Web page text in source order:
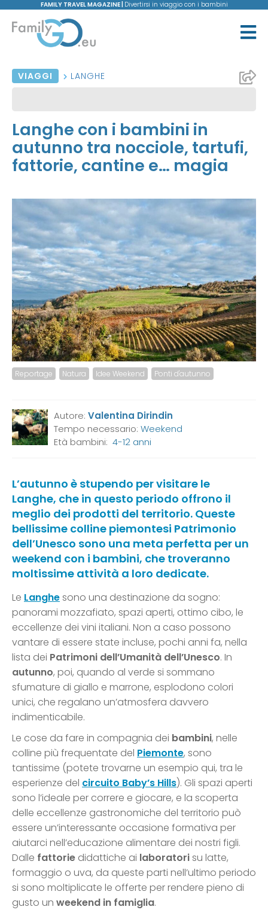
FAMILY TRAVEL MAGAZINE | Divertirsi in viaggio con i bambini
VIAGGI LANGHE
Langhe con i bambini in
autunno tra nocciole, tartufi,
fattorie, cantine e… magia
Reportage Natura Idee Weekend Ponti d'autunno
Autore: Valentina Dirindin
Tempo necessario: Weekend
Età bambini: 4-12 anni
L’autunno è stupendo per visitare le
Langhe, che in questo periodo offrono il
meglio dei prodotti del territorio. Queste
bellissime colline piemontesi Patrimonio
dell’Unesco sono una meta perfetta per un
weekend con i bambini, che troveranno
moltissime attività a loro dedicate.
Le Langhesono una destinazione da sogno:
panorami mozzafiato, spazi aperti, ottimo cibo, le
eccellenze dei vini italiani. Non a caso possono
vantare di essere state incluse, pochi anni fa, nella
lista dei Patrimoni dell’Umanità dell’Unesco. In
autunno, poi, quando al verde si sommano
sfumature di giallo e marrone, esplodono colori
unici, che regalano un’atmosfera davvero
indimenticabile.
Le cose da fare in compagnia dei bambini, nelle
colline più frequentate del Piemonte, sono
tantissime (potete trovarne un esempio qui, tra le
esperienze del circuito Baby’s Hills). Gli spazi aperti
sono l’ideale per correre e giocare, e la scoperta
delle eccellenze gastronomiche del territorio può
essere un’interessante occasione formativa per
aiutarci nell’educazione alimentare dei nostri figli.
Dalle fattorie didattiche ai laboratorisu latte,
formaggio o uva, da queste parti nell’ultimo periodo
si sono moltiplicate le offerte per rendere pieno di
gusto un weekend in famiglia.